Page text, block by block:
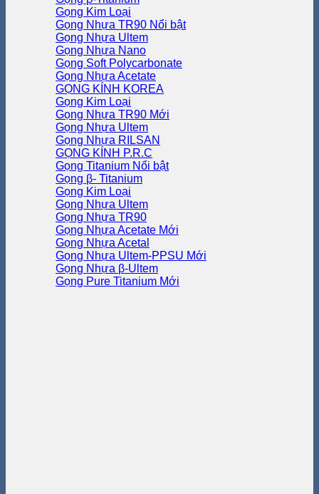
Gọng Kim Loại
Gọng Nhựa TR90
Gọng Nhựa Ultem
Gọng Nhựa Nano
Gọng Soft Polycarbonate
Gọng Nhựa Acetate
GỌNG KÍNH KOREA
Gọng Kim Loại
Gọng Nhựa TR90
Gọng Nhựa Ultem
Gọng Nhựa RILSAN
GỌNG KÍNH P.R.C
Gọng Titanium
Gọng β- Titanium
Gọng Kim Loại
Gọng Nhựa Ultem
Gọng Nhựa TR90
Gọng Nhựa Acetate
Gọng Nhựa Acetal
Gọng Nhựa Ultem-PPSU
Gọng Nhựa β-Ultem
Gọng Pure Titanium